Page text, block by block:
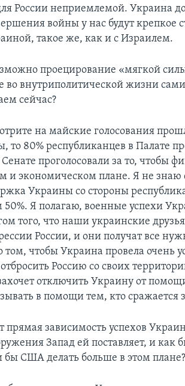
России неприемлемой. Украина
войны у нас будут крепкое
такое же, как и с Израилем.
проецирование «мягкой
во внутриполитической жизни
сейчас?
на майские голосования
то 80% республиканцев в Палате
проголосовали за то, чтобы
и экономическом плане. Я не знаю
Украины со стороны
Я полагаю, военные успехи
того, что наши украинские
России, и они получат все
том, чтобы Украина провела
Россию со своих
отключить Украину от
в помощи тем, кто сражается
прямая зависимость успехов
Запад ей поставляет, и как
бы США делать больше в этом плане?